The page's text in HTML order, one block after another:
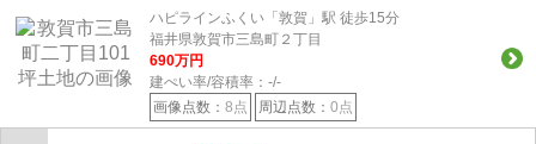
ハピラインふくい「敦賀」駅 徒歩15分
福井県敦賀市三島町２丁目
690万円
建ぺい率/容積率： -/-
画像点数： 8点 周辺点数： 0点